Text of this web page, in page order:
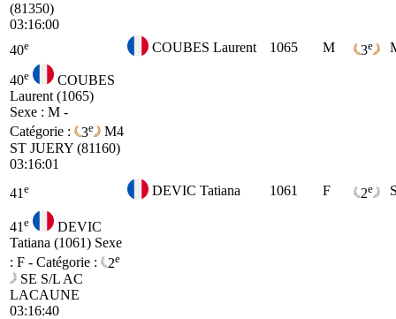
(81350)
03:16:00
40e COUBES Laurent 1065 M 3e
40e
COUBES
Laurent (1065)
Sexe : M -
Catégorie :
3e
M4
ST JUERY (81160)
03:16:01
41 e DEVIC Tatiana 1061 F 2e
41 e
DEVIC
Tatiana (1061) Sexe
: F - Catégorie :
2e
SE S/L AC
LACAUNE
03:16:40